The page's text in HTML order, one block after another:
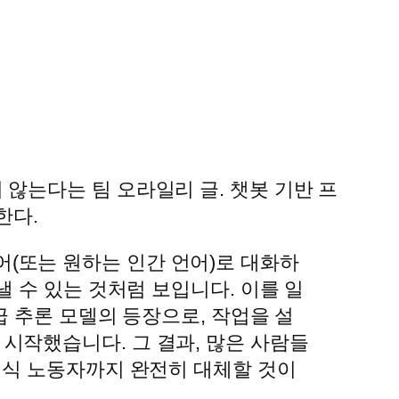
는다는 팀 오라일리 글. 챗봇 기반 프
다.
(또는 원하는 인간 언어)로 대화하
수 있는 것처럼 보입니다. 이를 일
추론 모델의 등장으로, 작업을 설
작했습니다. 그 결과, 많은 사람들
노동자까지 완전히 대체할 것이